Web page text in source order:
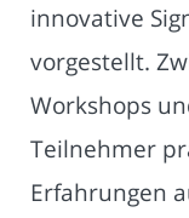
innovative
vorgestellt.
Workshops
Teilnehmer
Erfahrungen